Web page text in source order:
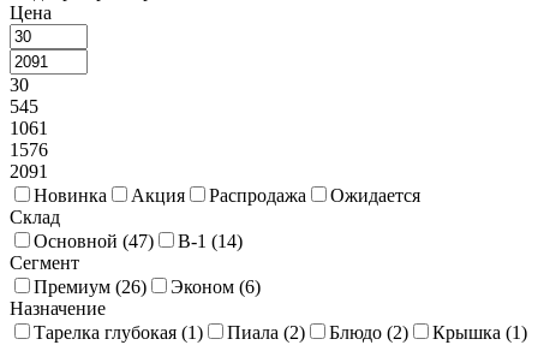
Цена
30
545
1061
1576
2091
Новинка
Акция Распродажа
Ожидается
Склад
Основной (47) В-1 (14)
Сегмент
Премиум (26) Эконом (6)
Назначение
Тарелка глубокая (1) Пиала (2) Блюдо (2) Крышка (1)